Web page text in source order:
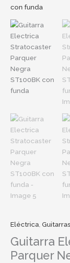
:
Eléctrica,Guitarras
Guitarra
Parquer
Electrica
Parquer
Negra
ST100BK
con
funda
cantidad